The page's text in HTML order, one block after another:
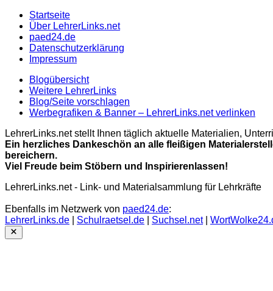
Startseite
Über LehrerLinks.net
paed24.de
Datenschutzerklärung
Impressum
Blogübersicht
Weitere LehrerLinks
Blog/Seite vorschlagen
Werbegrafiken & Banner – LehrerLinks.net verlinken
LehrerLinks.net stellt Ihnen täglich aktuelle Materialien,
Ein herzliches Dankeschön an alle fleißigen
bereichern.
Viel Freude beim Stöbern und Inspirierenlassen!
LehrerLinks.net - Link- und Materialsammlung für Lehrkräfte
Ebenfalls im Netzwerk von paed24.de:
LehrerLinks.de
Schulraetsel.de Suchsel.net|
Close